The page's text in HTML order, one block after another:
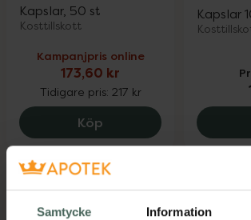
Samtycke Information
Kapslar, 50 st
Kosttillskott
Kampanjpris online
173,60 kr
Tidigare pris: 217 kr
Köp Better You Gurkmeja,
Kapslar